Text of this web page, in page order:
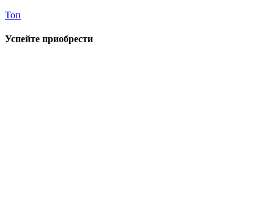
Топ
Успейте приобрести